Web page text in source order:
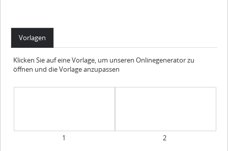
Vorlagen
Klicken Sie auf eine Vorlage, um unseren Onlinegenerator zu
öffnen und die Vorlage anzupassen
1 2